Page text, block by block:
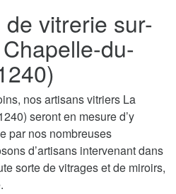
vitrerie sur-
du-
nos artisans vitriers La
seront en mesure d’y
par nos nombreuses
d’artisans intervenant dans
sorte de vitrages et de miroirs,